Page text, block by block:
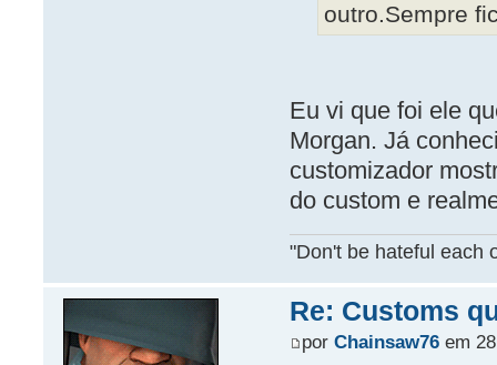
outro.Sempre
Eu vi que foi ele
Morgan. Já
customizador
do custom e
"Don't be hateful each
Re: Customs
por Chainsaw76em 28